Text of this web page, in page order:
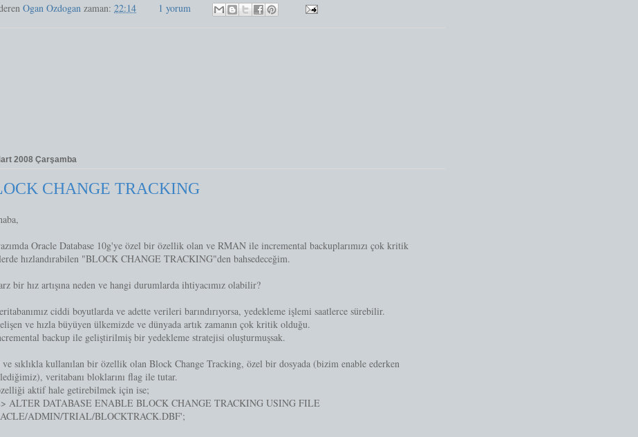
Ogan Ozdogan zaman: 22:14 1 yorum
2008 Çarşamba
CHANGE TRACKING
Oracle Database 10g'ye özel bir özellik olan ve RMAN ile incremental backuplarımızı çok kritik
hızlandırabilen "BLOCK CHANGE TRACKING"den bahsedeceğim.
bir hız artışına neden ve hangi durumlarda ihtiyacımız olabilir?
ciddi boyutlarda ve adette verileri barındırıyorsa, yedekleme işlemi saatlerce sürebilir.
ve hızla büyüyen ülkemizde ve dünyada artık zamanın çok kritik olduğu.
backup ile geliştirilmiş bir yedekleme stratejisi oluşturmuşsak.
sıklıkla kullanılan bir özellik olan Block Change Tracking, özel bir dosyada (bizim enable ederken
veritabanı bloklarını flag ile tutar.
aktif hale getirebilmek için ise;
ALTER DATABASE ENABLE BLOCK CHANGE TRACKING USING FILE
ADMIN/TRIAL/BLOCKTRACK.DBF';